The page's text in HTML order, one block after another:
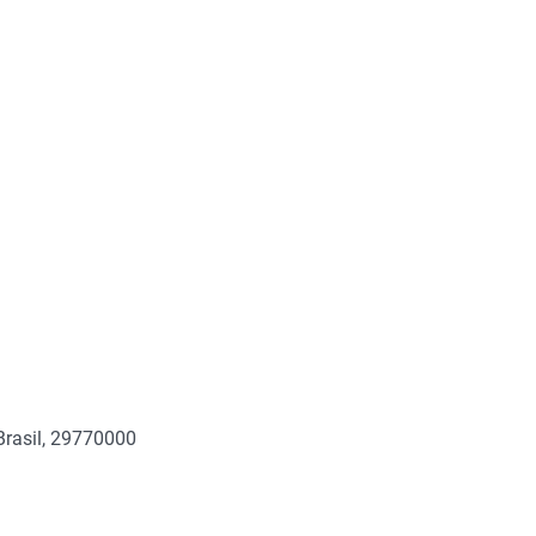
29770000